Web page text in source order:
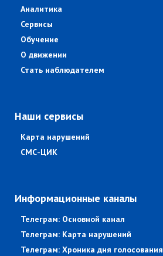
Аналитика
Сервисы
Обучение
О движении
Стать наблюдателем
Наши сервисы
Карта нарушений
СМС-ЦИК
Информационные каналы
Телеграм: Основной канал
Телеграм: Карта нарушений
Телеграм: Хроника дня голосования